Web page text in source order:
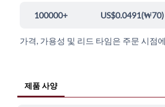
100000+ US$0.0491(₩70)
가격, 가용성 및 리드 타임은 주문 시점
제품 사양